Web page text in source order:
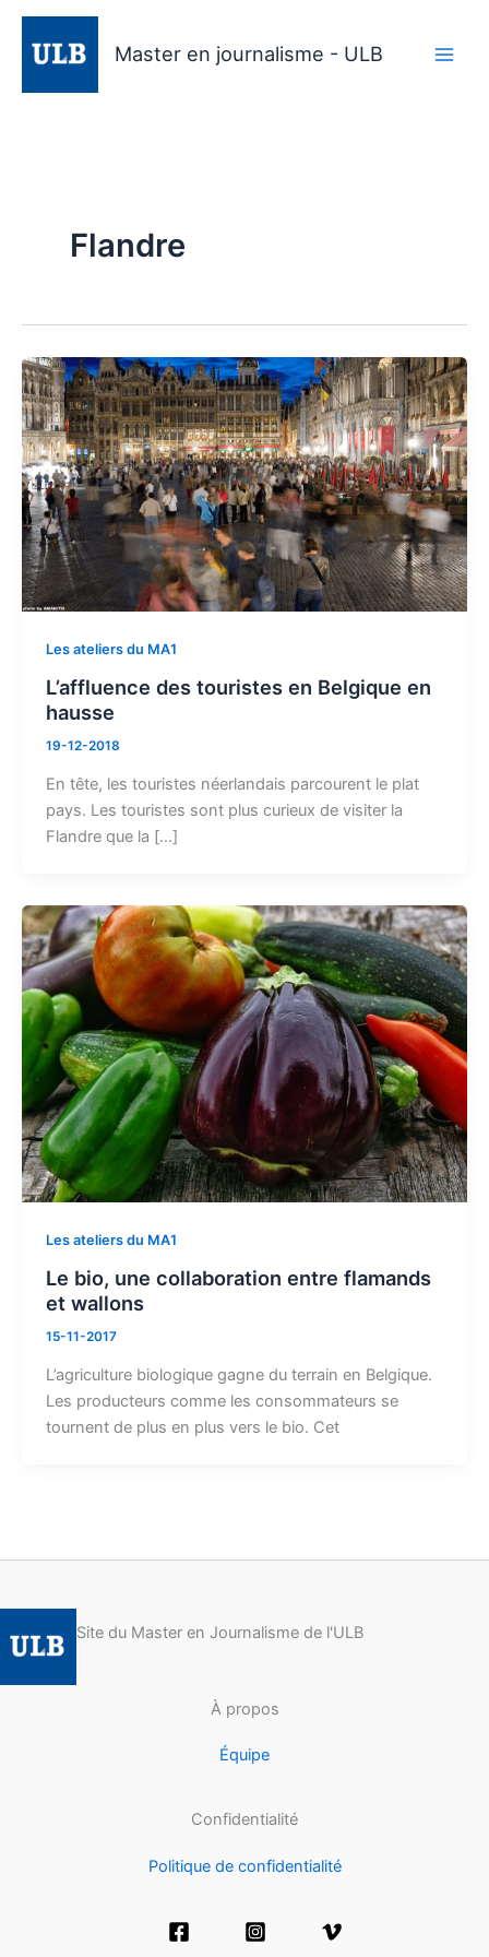
Aller
contenu
Master en journalisme - ULB
Flandre
Les ateliers du MA1
L’affluence des touristes en Belgique en
hausse
19-12-2018
En tête, les touristes néerlandais parcourent le plat
pays. Les touristes sont plus curieux de visiter la
Flandre que la […]
Les ateliers du MA1
Le bio, une collaboration entre flamands
et wallons
15-11-2017
L’agriculture biologique gagne du terrain en Belgique.
Les producteurs comme les consommateurs se
tournent de plus en plus vers le bio. Cet
Site du Master en Journalisme de l'ULB
À propos
Équipe
Confidentialité
Politique de confidentialité